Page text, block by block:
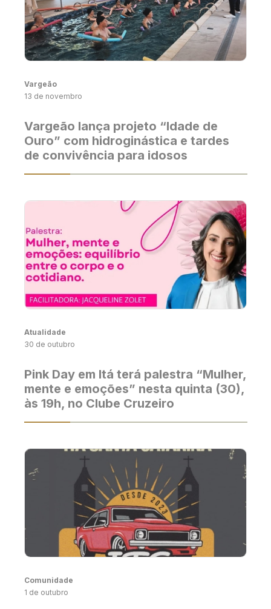
Vargeão
13 de novembro
Vargeão lança projeto “Idade de
Ouro” com hidroginástica e tardes
de convivência para idosos
Atualidade
30 de outubro
Pink Day em Itá terá palestra “Mulher,
mente e emoções” nesta quinta (30),
às 19h, no Clube Cruzeiro
Comunidade
1 de outubro